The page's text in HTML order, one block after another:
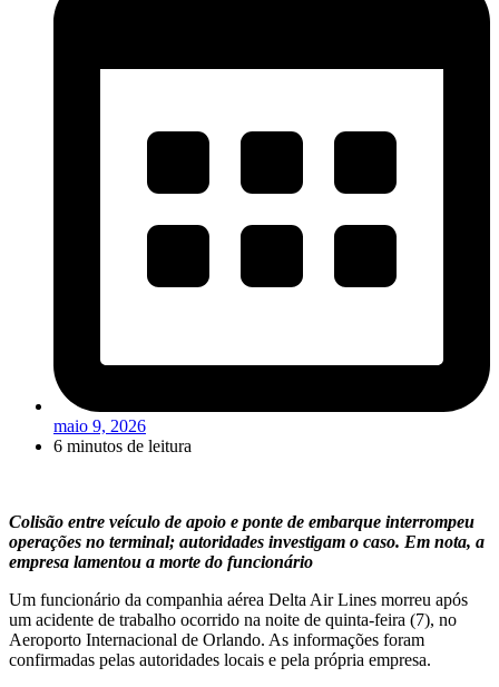
maio 9, 2026
6 minutos de leitura
Colisão entre veículo de apoio e ponte de embarque interrompeu
operações no terminal; autoridades investigam o caso. Em nota, a
empresa lamentou a morte do funcionário
Um funcionário da companhia aérea Delta Air Lines morreu após
um acidente de trabalho ocorrido na noite de quinta-feira (7), no
Aeroporto Internacional de Orlando. As informações foram
confirmadas pelas autoridades locais e pela própria empresa.